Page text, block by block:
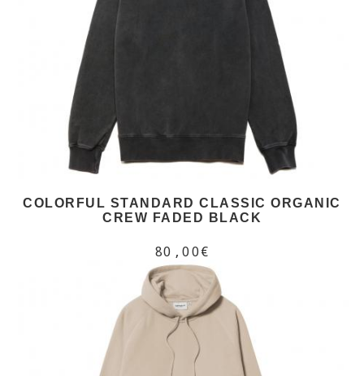
COLORFUL STANDARD CLASSIC ORGANIC
CREW FADED BLACK
80,00€